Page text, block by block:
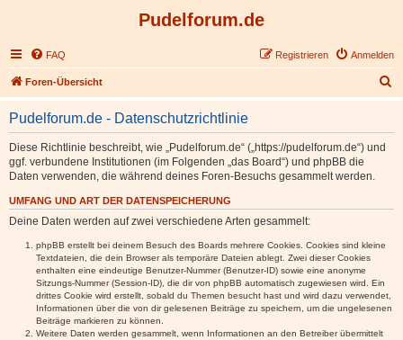
Pudelforum.de
FAQ Anmelden
Registrieren
Foren-Übersicht
u
Pudelforum.de - Datenschutzrichtlinie
Diese Richtlinie beschreibt, wie „Pudelforum.de“ („https://pudelforum.de“) und
ggf. verbundene Institutionen (im Folgenden „das Board“) und phpBB die
Daten verwenden, die während deines Foren-Besuchs gesammelt werden.
UMFANG UND ART DER DATENSPEICHERUNG
Deine Daten werden auf zwei verschiedene Arten gesammelt:
phpBB erstellt bei deinem Besuch des Boards mehrere Cookies. Cookies sind kleine
Textdateien, die dein Browser als temporäre Dateien ablegt. Zwei dieser Cookies
enthalten eine eindeutige Benutzer-Nummer (Benutzer-ID) sowie eine anonyme
Sitzungs-Nummer (Session-ID), die dir von phpBB automatisch zugewiesen wird. Ein
drittes Cookie wird erstellt, sobald du Themen besucht hast und wird dazu verwendet,
Informationen über die von dir gelesenen Beiträge zu speichern, um die ungelesenen
Beiträge markieren zu können.
Weitere Daten werden gesammelt, wenn Informationen an den Betreiber übermittelt